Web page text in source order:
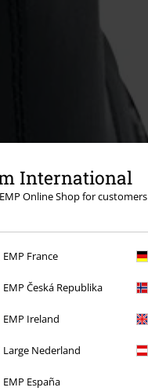
International
Online Shop for
EMP France
EMP Česká Republika
EMP Ireland
Large Nederland
EMP España